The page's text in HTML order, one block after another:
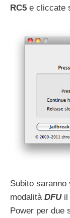
RC5 e cliccate
Subito
modalità DFUil
Power per due